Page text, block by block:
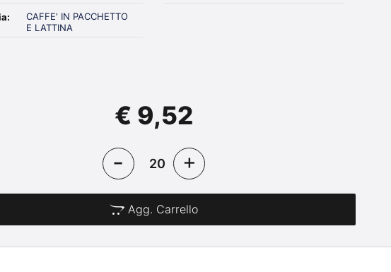
CAFFE' IN PACCHETTO
E LATTINA
€ 9,52
Agg. Carrello